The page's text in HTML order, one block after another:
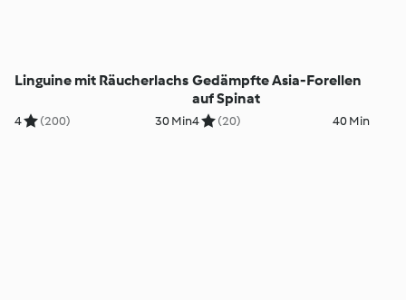
Linguine mit Räucherlachs
4 (200) 30 Min
Gedämpfte Asia-Forellen
auf Spinat
4 (20) 40 Min